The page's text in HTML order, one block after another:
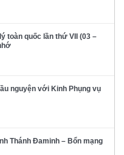
toàn quốc lần thứ VII (03 –
nguyện với Kinh Phụng vụ
Thánh Đaminh – Bổn mạng